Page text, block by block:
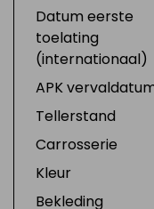
Datum eerste
toelating
(internationaal)
APK
Tellerstand
Carrosserie
Kleur
Bekleding